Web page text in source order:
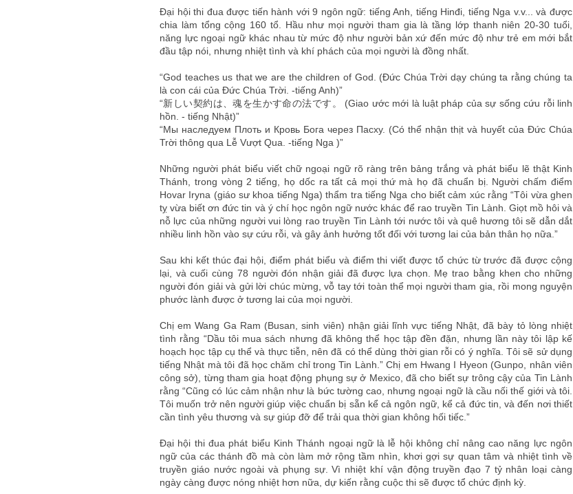
Đại hội thi đua được tiến hành với 9 ngôn ngữ: tiếng Anh, tiếng Hinđi, tiếng Nga v.v... và được
chia làm tổng cộng 160 tổ. Hầu như mọi người tham gia là tầng lớp thanh niên 20-30 tuổi,
năng lực ngoại ngữ khác nhau từ mức độ như người bản xứ đến mức độ như trẻ em mới bắt
đầu tập nói, nhưng nhiệt tình và khí phách của mọi người là đồng nhất.
“God teaches us that we are the children of God. (Đức Chúa Trời dạy chúng ta rằng chúng ta
là con cái của Đức Chúa Trời. -tiếng Anh)”
“新しい契約は、魂を生かす命の法です。 (Giao ước mới là luật pháp của sự sống cứu rỗi linh
hồn. - tiếng Nhật)”
“Мы наследуем Плоть и Кровь Бога через Пасху. (Có thể nhận thịt và huyết của Đức Chúa
Trời thông qua Lễ Vượt Qua. -tiếng Nga )”
Những người phát biểu viết chữ ngoại ngữ rõ ràng trên bảng trắng và phát biểu lẽ thật Kinh
Thánh, trong vòng 2 tiếng, họ dốc ra tất cả mọi thứ mà họ đã chuẩn bị. Người chấm điểm
Hovar Iryna (giáo sư khoa tiếng Nga) thẩm tra tiếng Nga cho biết cảm xúc rằng “Tôi vừa ghen
tỵ vừa biết ơn đức tin và ý chí học ngôn ngữ nước khác để rao truyền Tin Lành. Giọt mồ hôi và
nỗ lực của những người vui lòng rao truyền Tin Lành tới nước tôi và quê hương tôi sẽ dẫn dắt
nhiều linh hồn vào sự cứu rỗi, và gây ảnh hưởng tốt đối với tương lai của bản thân họ nữa.”
Sau khi kết thúc đại hội, điểm phát biểu và điểm thi viết được tổ chức từ trước đã được cộng
lại, và cuối cùng 78 người đón nhận giải đã được lựa chọn. Mẹ trao bằng khen cho những
người đón giải và gửi lời chúc mừng, vỗ tay tới toàn thể mọi người tham gia, rồi mong nguyện
phước lành được ở tương lai của mọi người.
Chị em Wang Ga Ram (Busan, sinh viên) nhận giải lĩnh vực tiếng Nhật, đã bày tỏ lòng nhiệt
tình rằng “Dầu tôi mua sách nhưng đã không thể học tập đền đặn, nhưng lần này tôi lập kế
hoạch học tập cụ thể và thực tiễn, nên đã có thể dùng thời gian rỗi có ý nghĩa. Tôi sẽ sử dụng
tiếng Nhật mà tôi đã học chăm chỉ trong Tin Lành.” Chị em Hwang I Hyeon (Gunpo, nhân viên
công sở), từng tham gia hoạt động phụng sự ở Mexico, đã cho biết sự trông cậy của Tin Lành
rằng “Cũng có lúc cảm nhận như là bức tường cao, nhưng ngoại ngữ là cầu nối thế giới và tôi.
Tôi muốn trở nên người giúp việc chuẩn bị sẵn kể cả ngôn ngữ, kể cả đức tin, và đến nơi thiết
cần tình yêu thương và sự giúp đỡ để trải qua thời gian không hối tiếc.”
Đại hội thi đua phát biểu Kinh Thánh ngoại ngữ là lễ hội không chỉ nâng cao năng lực ngôn
ngữ của các thánh đồ mà còn làm mở rộng tầm nhìn, khơi gợi sự quan tâm và nhiệt tình về
truyền giáo nước ngoài và phụng sự. Vì nhiệt khí vận động truyền đạo 7 tỷ nhân loại càng
ngày càng được nóng nhiệt hơn nữa, dự kiến rằng cuộc thi sẽ được tổ chức định kỳ.